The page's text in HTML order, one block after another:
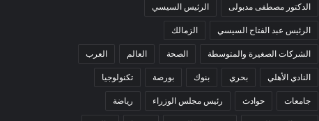
الدكتور مصطفى مدبولى الرئيس السيسي
الرئيس عبد الفتاح السيسي الزمالك
الشركات الصغيرة والمتوسطة الصحة العالم العرب
النادي الأهلي بحري بنوك بورصة تكنولوجيا
جامعات حوادث رئيس مجلس الوزراء رياضة